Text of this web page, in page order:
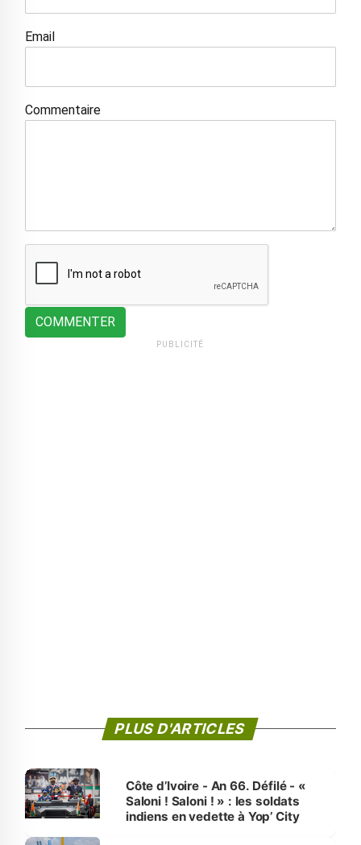
Email
Commentaire
COMMENTER
PUBLICITÉ
PLUS D'ARTICLES
Côte d’Ivoire - An 66. Défilé - «
Saloni ! Saloni ! » : les soldats
indiens en vedette à Yop’ City